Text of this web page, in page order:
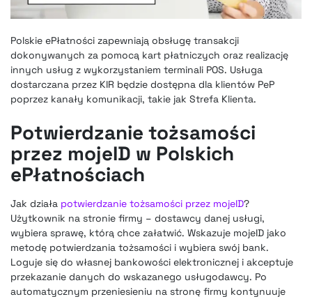
Polskie ePłatności zapewniają obsługę transakcji
dokonywanych za pomocą kart płatniczych oraz realizację
innych usług z wykorzystaniem terminali POS. Usługa
dostarczana przez KIR będzie dostępna dla klientów PeP
poprzez kanały komunikacji, takie jak Strefa Klienta.
Potwierdzanie tożsamości
przez mojeID w Polskich
ePłatnościach
Jak działa potwierdzanie tożsamości przez mojeID?
Użytkownik na stronie firmy – dostawcy danej usługi,
wybiera sprawę, którą chce załatwić. Wskazuje mojeID jako
metodę potwierdzania tożsamości i wybiera swój bank.
Loguje się do własnej bankowości elektronicznej i akceptuje
przekazanie danych do wskazanego usługodawcy. Po
automatycznym przeniesieniu na stronę firmy kontynuuje